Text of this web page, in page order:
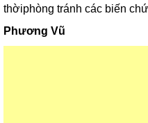
thờiphòng tránh các biến
Phương Vũ